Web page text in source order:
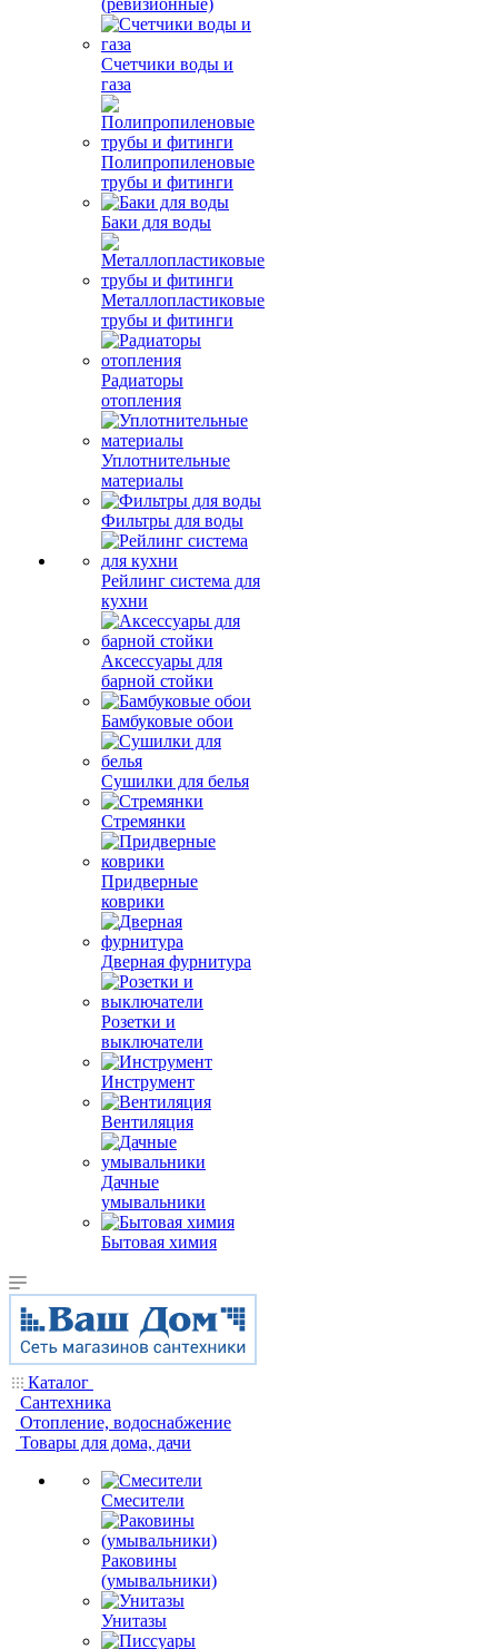
(ревизионные)
Счетчики воды и
газа
Полипропиленовые
трубы и фитинги
Баки для воды
Металлопластиковые
трубы и фитинги
Радиаторы
отопления
Уплотнительные
материалы
Фильтры для воды
Рейлинг система для
кухни
Аксессуары для
барной стойки
Бамбуковые обои
Сушилки для белья
Стремянки
Придверные
коврики
Дверная фурнитура
Розетки и
выключатели
Инструмент
Вентиляция
Дачные
умывальники
Бытовая химия
Каталог
Сантехника
Отопление, водоснабжение
Товары для дома, дачи
Смесители
Раковины
(умывальники)
Унитазы